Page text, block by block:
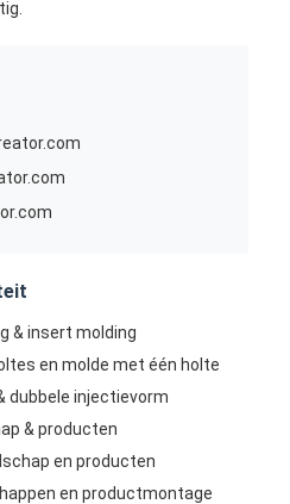
& insert molding
en molde met één holte
dubbele injectievorm
& producten
en producten
en productmontage